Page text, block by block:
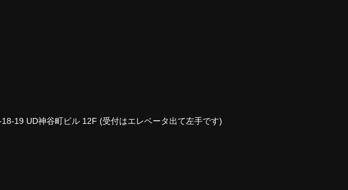
19 UD神谷町ビル 12F (受付はエレベータ出て左手です)